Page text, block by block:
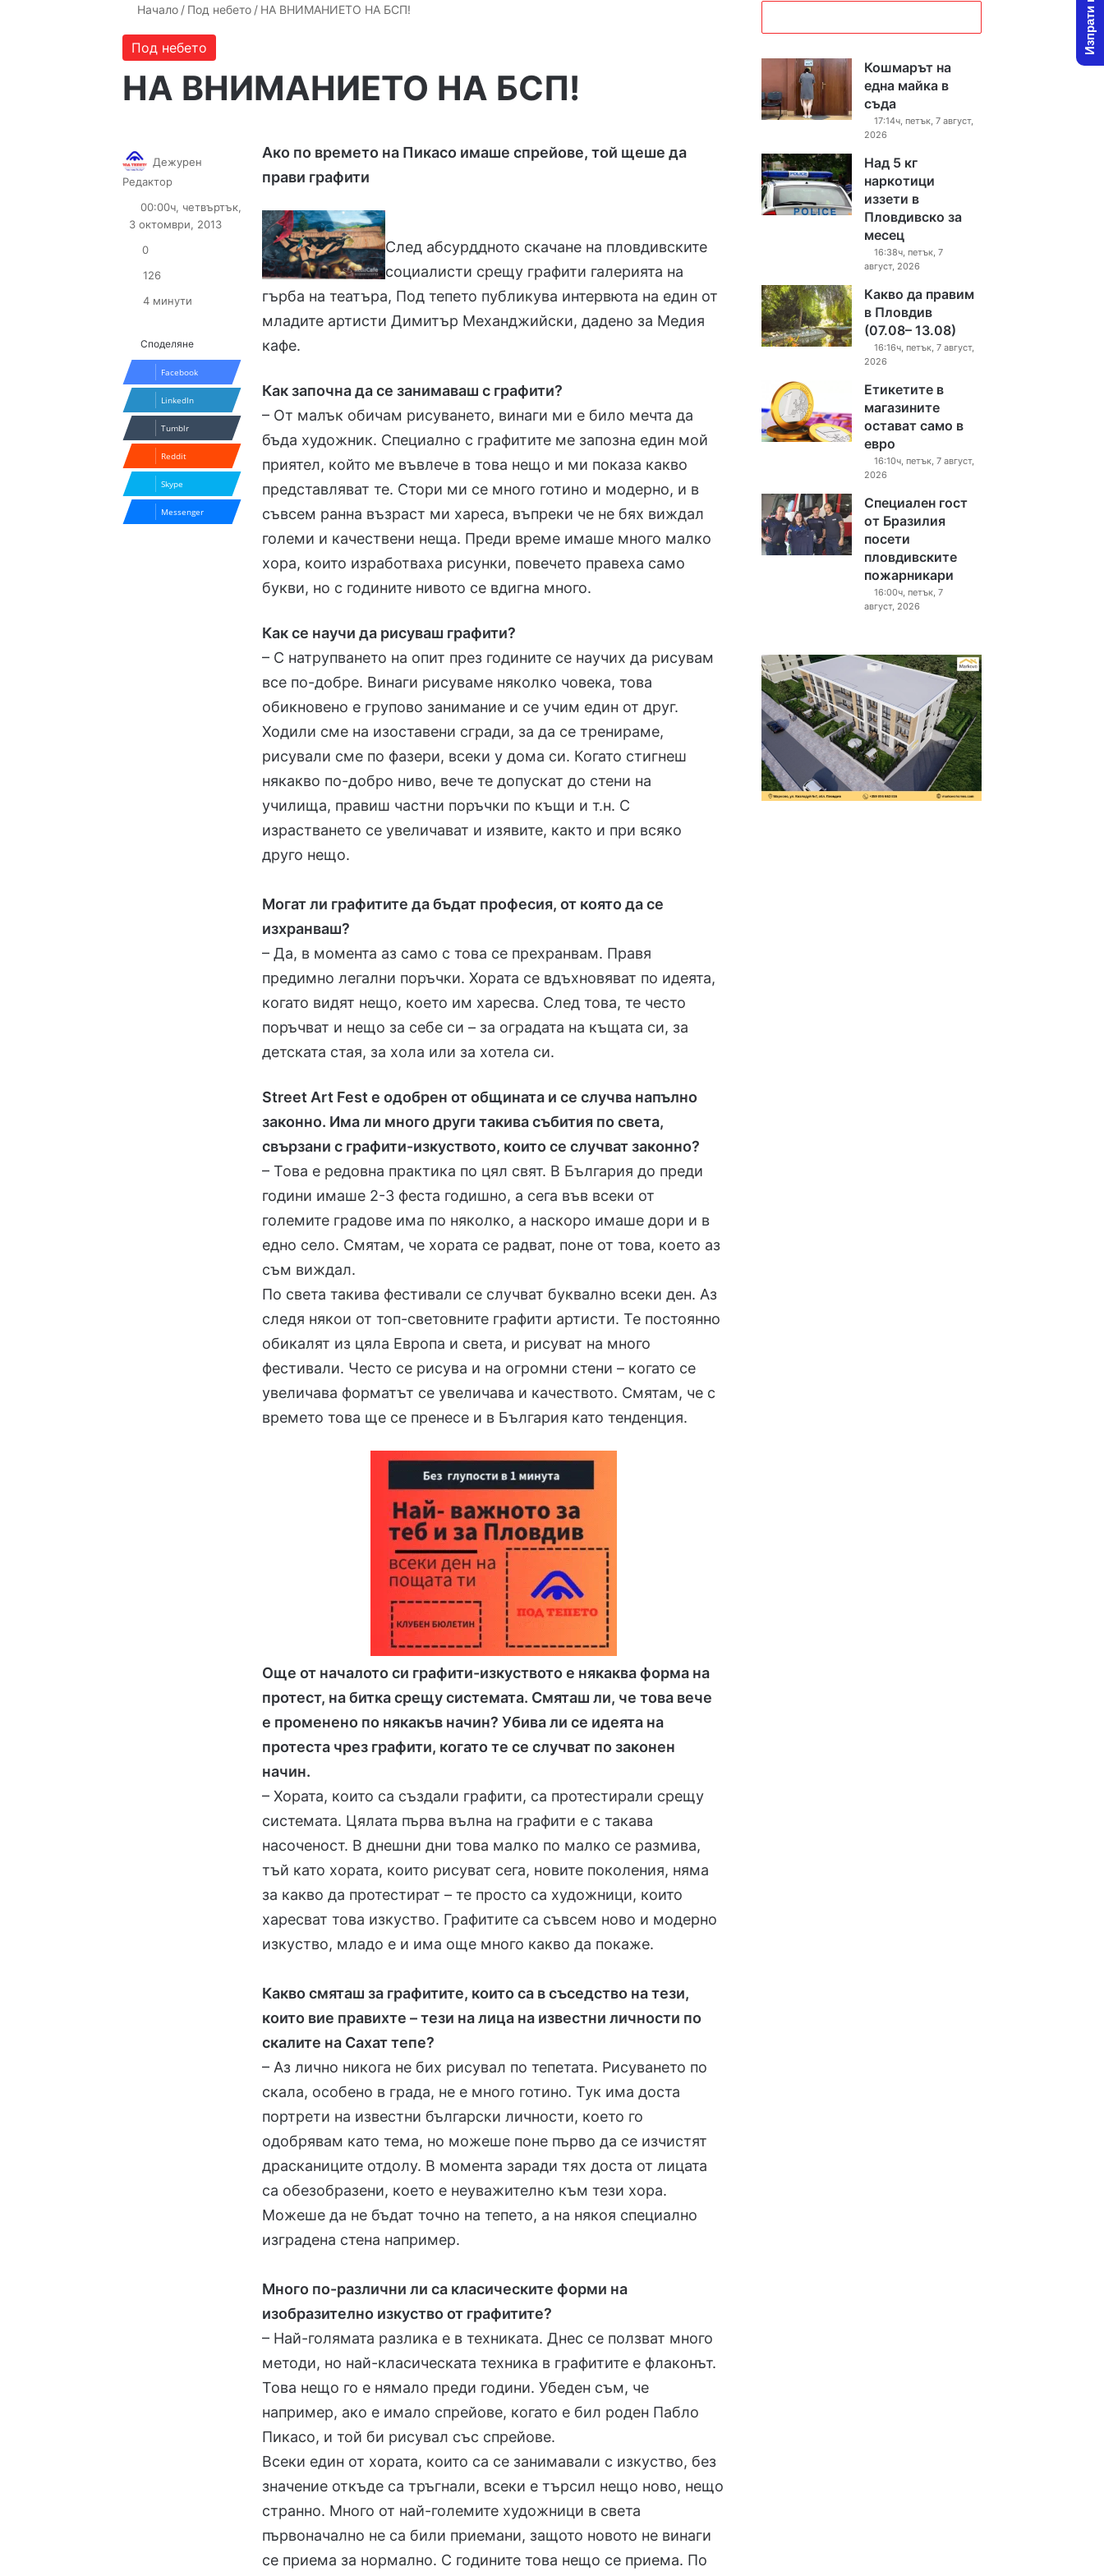
Начало / Под небето / НА ВНИМАНИЕТО НА БСП!
Под небето
НА ВНИМАНИЕТО НА БСП!
Ако по времето на Пикасо имаше спрейове, той щеше да
прави графити
След абсурддното скачане на пловдивските
социалисти срещу графити галерията на
гърба на театъра, Под тепето публикува интервюта на един от
младите артисти Димитър Механджийски, дадено за Медия
кафе.
Как започна да се занимаваш с графити?
– От малък обичам рисуването, винаги ми е било мечта да
бъда художник. Специално с графитите ме запозна един мой
приятел, който ме въвлече в това нещо и ми показа какво
представляват те. Стори ми се много готино и модерно, и в
съвсем ранна възраст ми хареса, въпреки че не бях виждал
големи и качествени неща. Преди време имаше много малко
хора, които изработваха рисунки, повечето правеха само
букви, но с годините нивото се вдигна много.
Как се научи да рисуваш графити?
– С натрупването на опит през годините се научих да рисувам
все по-добре. Винаги рисуваме няколко човека, това
обикновено е групово занимание и се учим един от друг.
Ходили сме на изоставени сгради, за да се тренираме,
рисували сме по фазери, всеки у дома си. Когато стигнеш
някакво по-добро ниво, вече те допускат до стени на
училища, правиш частни поръчки по къщи и т.н. С
израстването се увеличават и изявите, както и при всяко
друго нещо.
Могат ли графитите да бъдат професия, от която да се
изхранваш?
– Да, в момента аз само с това се прехранвам. Правя
предимно легални поръчки. Хората се вдъхновяват по идеята,
когато видят нещо, което им харесва. След това, те често
поръчват и нещо за себе си – за оградата на къщата си, за
детската стая, за хола или за хотела си.
Street Art Fest е одобрен от общината и се случва напълно
законно. Има ли много други такива събития по света,
свързани с графити-изкуството, които се случват законно?
– Това е редовна практика по цял свят. В България до преди
години имаше 2-3 феста годишно, а сега във всеки от
големите градове има по няколко, а наскоро имаше дори и в
едно село. Смятам, че хората се радват, поне от това, което аз
съм виждал.
По света такива фестивали се случват буквално всеки ден. Аз
следя някои от топ-световните графити артисти. Те постоянно
обикалят из цяла Европа и света, и рисуват на много
фестивали. Често се рисува и на огромни стени – когато се
увеличава форматът се увеличава и качеството. Смятам, че с
времето това ще се пренесе и в България като тенденция.
Още от началото си графити-изкуството е някаква форма на
протест, на битка срещу системата. Смяташ ли, че това вече
е променено по някакъв начин? Убива ли се идеята на
протеста чрез графити, когато те се случват по законен
начин.
– Хората, които са създали графити, са протестирали срещу
системата. Цялата първа вълна на графити е с такава
насоченост. В днешни дни това малко по малко се размива,
тъй като хората, които рисуват сега, новите поколения, няма
за какво да протестират – те просто са художници, които
харесват това изкуство. Графитите са съвсем ново и модерно
изкуство, младо е и има още много какво да покаже.
Какво смяташ за графитите, които са в съседство на тези,
които вие правихте – тези на лица на известни личности по
скалите на Сахат тепе?
– Аз лично никога не бих рисувал по тепетата. Рисуването по
скала, особено в града, не е много готино. Тук има доста
портрети на известни български личности, което го
одобрявам като тема, но можеше поне първо да се изчистят
драсканиците отдолу. В момента заради тях доста от лицата
са обезобразени, което е неуважително към тези хора.
Можеше да не бъдат точно на тепето, а на някоя специално
изградена стена например.
Много по-различни ли са класическите форми на
изобразително изкуство от графитите?
– Най-голямата разлика е в техниката. Днес се ползват много
методи, но най-класическата техника в графитите е флаконът.
Това нещо го е нямало преди години. Убеден съм, че
например, ако е имало спрейове, когато е бил роден Пабло
Пикасо, и той би рисувал със спрейове.
Всеки един от хората, които са се занимавали с изкуство, без
значение откъде са тръгнали, всеки е търсил нещо ново, нещо
странно. Много от най-големите художници в света
първоначално не са били приемани, защото новото не винаги
се приема за нормално. С годините това нещо се приема. По
Дежурен
Редактор
X
email
00:00ч, четвъртък,
3 октомври, 2013
0
126
4 минути
Споделяне
Facebook
LinkedIn
Tumblr
Reddit
Skype
Messenger
Кошмарът на
една майка в
съда
17:14ч, петък, 7 август,
2026
Над 5 кг
наркотици
иззети в
Пловдивско за
месец
16:38ч, петък, 7
август, 2026
Какво да правим
в Пловдив
(07.08– 13.08)
16:16ч, петък, 7 август,
2026
Етикетите в
магазините
остават само в
евро
16:10ч, петък, 7 август,
2026
Специален гост
от Бразилия
посети
пловдивските
пожарникари
16:00ч, петък, 7
август, 2026